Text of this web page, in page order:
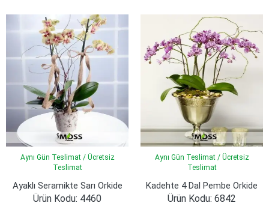
Aynı Gün Teslimat / Ücretsiz
Teslimat
Ayaklı Seramikte Sarı Orkide
Ürün Kodu: 4460
Aynı Gün Teslimat / Ücretsiz
Teslimat
Kadehte 4 Dal Pembe Orkide
Ürün Kodu: 6842